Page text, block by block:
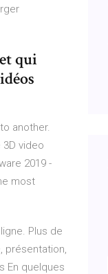
qui
another.
video
2019 -
most
Plus de
présentation,
En quelques